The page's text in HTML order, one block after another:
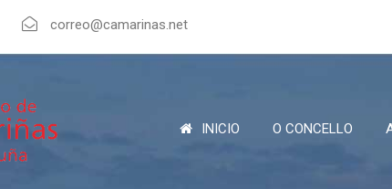
correo@camarinas.net
INICIO O CONCELLO